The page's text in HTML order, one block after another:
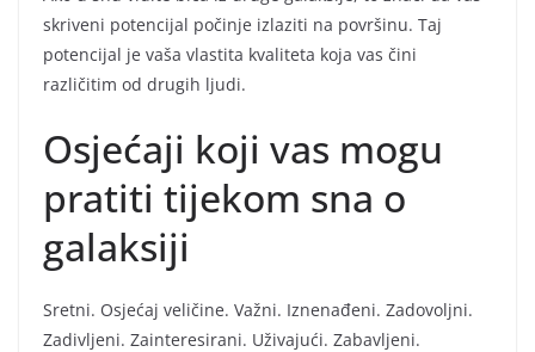
skriveni potencijal počinje izlaziti na površinu. Taj
potencijal je vaša vlastita kvaliteta koja vas čini
različitim od drugih ljudi.
Osjećaji koji vas mogu
pratiti tijekom sna o
galaksiji
Sretni. Osjećaj veličine. Važni. Iznenađeni. Zadovoljni.
Zadivljeni. Zainteresirani. Uživajući. Zabavljeni.